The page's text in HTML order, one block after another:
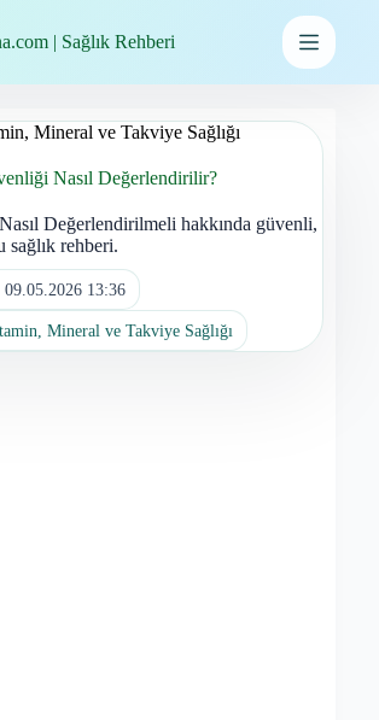
| Sağlık Rehberi
Mineral ve Takviye Sağlığı
Nasıl Değerlendirilir?
Değerlendirilmeli hakkında güvenli,
sağlık rehberi.
09.05.2026 13:36
Mineral ve Takviye Sağlığı